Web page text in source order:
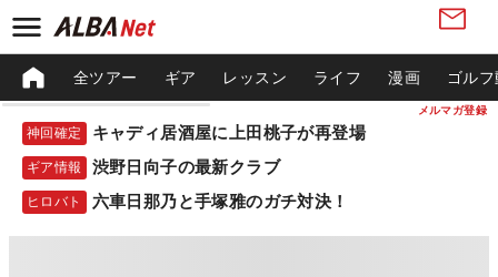
メルマガ登録
全ツアー ギア レッスン ライフ 漫画 ゴル
神回確定 キャディ居酒屋に上田桃子が再登場
ギア情報 渋野日向子の最新クラブ
ヒロバト 六車日那乃と手塚雅のガチ対決！